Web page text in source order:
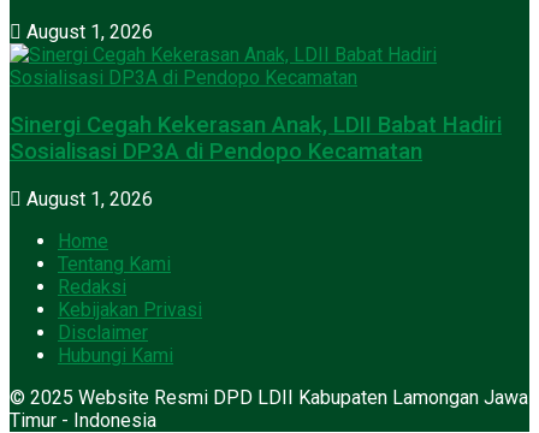
August 1, 2026
Sinergi Cegah Kekerasan Anak, LDII Babat Hadiri
Sosialisasi DP3A di Pendopo Kecamatan
August 1, 2026
Home
Tentang Kami
Redaksi
Kebijakan Privasi
Disclaimer
Hubungi Kami
© 2025 Website Resmi DPD LDII Kabupaten Lamongan Jawa
Timur - Indonesia